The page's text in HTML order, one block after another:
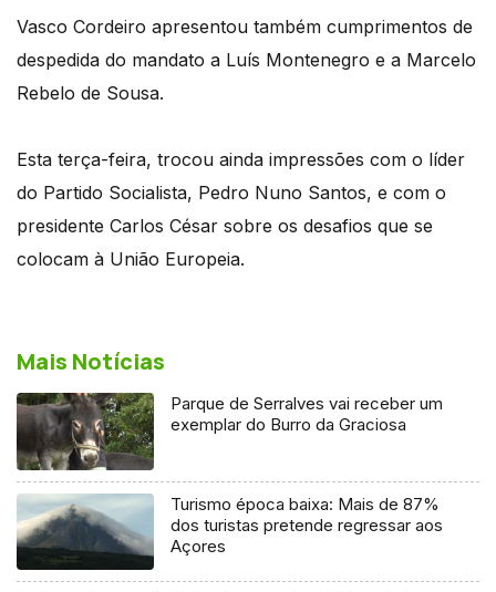
Vasco Cordeiro apresentou também cumprimentos de
despedida do mandato a Luís Montenegro e a Marcelo
Rebelo de Sousa.
Esta terça-feira, trocou ainda impressões com o líder
do Partido Socialista, Pedro Nuno Santos, e com o
presidente Carlos César sobre os desafios que se
colocam à União Europeia.
Mais Notícias
Parque de Serralves vai receber um
exemplar do Burro da Graciosa
Turismo época baixa: Mais de 87%
dos turistas pretende regressar aos
Açores